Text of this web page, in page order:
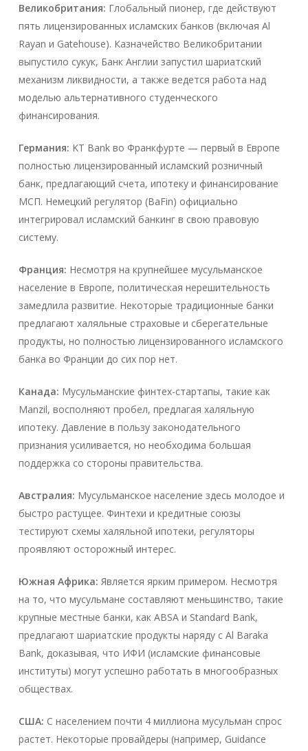
Великобритания: Глобальный пионер, где действуют
пять лицензированных исламских банков (включая Al
Rayan и Gatehouse). Казначейство Великобритании
выпустило сукук, Банк Англии запустил шариатский
механизм ликвидности, а также ведется работа над
моделью альтернативного студенческого
финансирования.
Германия: KT Bank во Франкфурте — первый в Европе
полностью лицензированный исламский розничный
банк, предлагающий счета, ипотеку и финансирование
МСП. Немецкий регулятор (BaFin) официально
интегрировал исламский банкинг в свою правовую
систему.
Франция: Несмотря на крупнейшее мусульманское
население в Европе, политическая нерешительность
замедлила развитие. Некоторые традиционные банки
предлагают халяльные страховые и сберегательные
продукты, но полностью лицензированного исламского
банка во Франции до сих пор нет.
Канада: Мусульманские финтех-стартапы, такие как
Manzil, восполняют пробел, предлагая халяльную
ипотеку. Давление в пользу законодательного
признания усиливается, но необходима большая
поддержка со стороны правительства.
Австралия: Мусульманское население здесь молодое и
быстро растущее. Финтехи и кредитные союзы
тестируют схемы халяльной ипотеки, регуляторы
проявляют осторожный интерес.
Южная Африка: Является ярким примером. Несмотря
на то, что мусульмане составляют меньшинство, такие
крупные местные банки, как ABSA и Standard Bank,
предлагают шариатские продукты наряду с Al Baraka
Bank, доказывая, что ИФИ (исламские финансовые
институты) могут успешно работать в многообразных
обществах.
США: С населением почти 4 миллиона мусульман спрос
растет. Некоторые провайдеры (например, Guidance